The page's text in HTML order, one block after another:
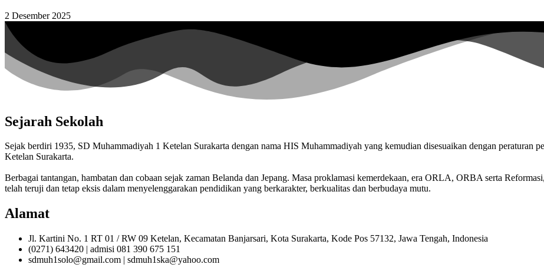
2 Desember 2025
Sejarah Sekolah
Sejak berdiri 1935, SD Muhammadiyah 1 Ketelan Surakarta dengan nama HIS Muhammadiyah yang kemudian disesuaikan dengan peraturan
Ketelan Surakarta.
Berbagai tantangan, hambatan dan cobaan sejak zaman Belanda dan Jepang. Masa proklamasi kemerdekaan, era ORLA, ORBA serta
telah teruji dan tetap eksis dalam menyelenggarakan pendidikan yang berkarakter, berkualitas dan berbudaya mutu.
Alamat
Jl. Kartini No. 1 RT 01 / RW 09 Ketelan, Kecamatan Banjarsari, Kota Surakarta, Kode Pos 57132, Jawa Tengah, Indonesia
(0271) 643420 | admisi 081 390 675 151
sdmuh1solo@gmail.com | sdmuh1ska@yahoo.com